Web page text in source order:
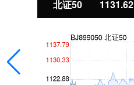
北证50 1131.62